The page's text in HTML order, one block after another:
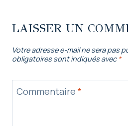
LAISSER UN
Votre adresse e-mail ne sera pas
obligatoires sont indiqués avec *
Commentaire *